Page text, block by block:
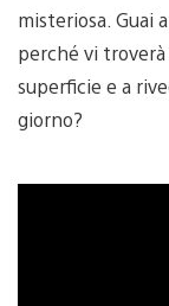
misteriosa. Guai
perché vi
superficie e a
giorno?